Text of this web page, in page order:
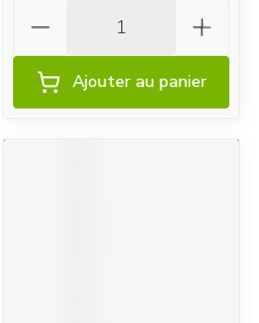
Ajouter au panier